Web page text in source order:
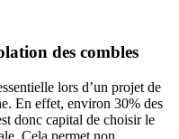
des combles
lors d’un projet de
En effet, environ 30% des
donc capital de choisir le
Cela permet non